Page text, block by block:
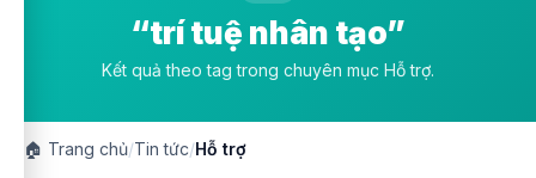
“trí tuệ nhân tạo”
Kết quả theo tag trong chuyên mục Hỗ trợ.
🏠 Trang chủ/Tin tức/Hỗ trợ